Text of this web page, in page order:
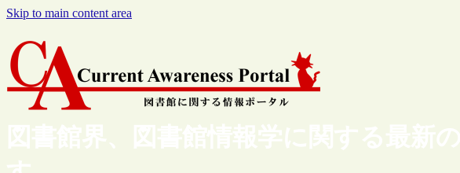
Skip to main content area
図書館界、図書館情報学に関する最新